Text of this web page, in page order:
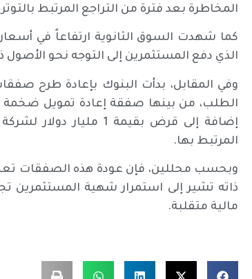
المخاطرة بعد فترة من التراجع المرتبط
كما شهدت السوق الثانوية ارتفاعاً في
الذي دفع المستثمرين إلى التوجه نحو الأصول
وفي المقابل، بدأت البنوك بإعادة طرح
إضافة إلى قرض بقيمة
المرتبط بها.
وبحسب محللين، فإن عودة هذه الصفقات
ذاته تشير إلى استمرار شهية المستثمرين
مالية متقلبة.